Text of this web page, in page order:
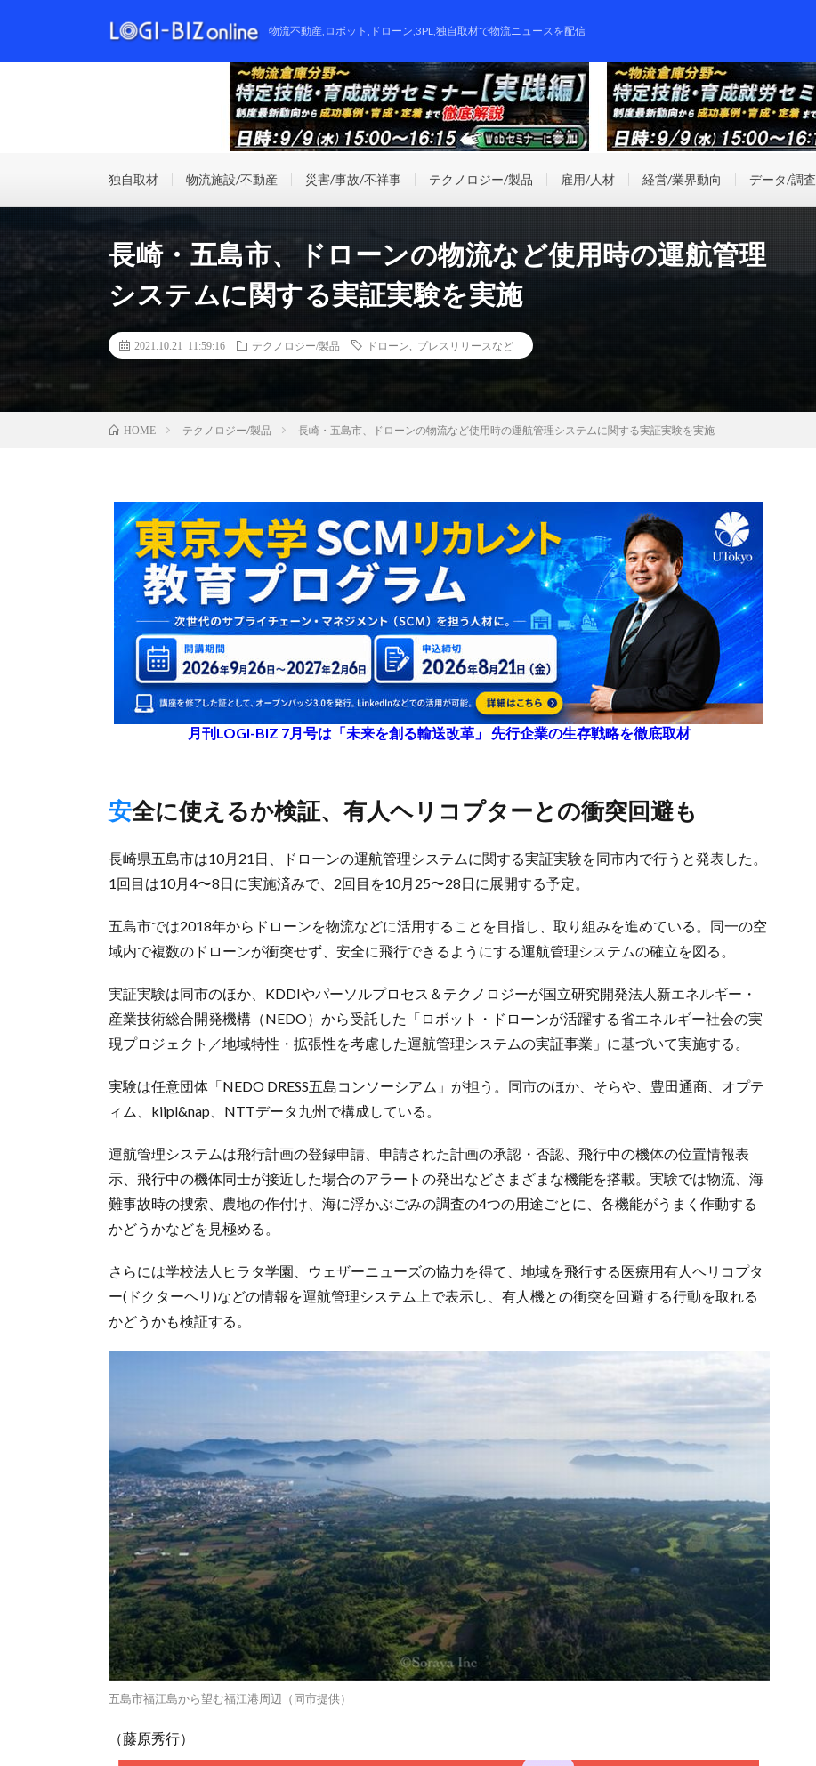
物流不動産,ロボット,ドローン,3PL,独自取材で物流ニュースを配信
独自取材 物流施設/不動産 災害/事故/不祥事 テクノロジー/製品 雇用/人材 経営/業界動向 データ/調査
長崎・五島市、ドローンの物流など使用時の運航管理
システムに関する実証実験を実施
2021.10.21 11:59:16 テクノロジー/製品 ドローン プレスリリースなど
HOME テクノロジー/製品 長崎・五島市、ドローンの物流など使用時の運航管理システムに関する実証実験を実施
月刊LOGI-BIZ 7月号は「未来を創る輸送改革」 先行企業の生存戦略を徹底取材
安全に使えるか検証、有人ヘリコプターとの衝突回避も
長崎県五島市は10月21日、ドローンの運航管理システムに関する実証実験を同市内で行うと発表した。
1回目は10月4〜8日に実施済みで、2回目を10月25〜28日に展開する予定。
五島市では2018年からドローンを物流などに活用することを目指し、取り組みを進めている。同一の空
域内で複数のドローンが衝突せず、安全に飛行できるようにする運航管理システムの確立を図る。
実証実験は同市のほか、KDDIやパーソルプロセス＆テクノロジーが国立研究開発法人新エネルギー・
産業技術総合開発機構（NEDO）から受託した「ロボット・ドローンが活躍する省エネルギー社会の実
現プロジェクト／地域特性・拡張性を考慮した運航管理システムの実証事業」に基づいて実施する。
実験は任意団体「NEDO DRESS五島コンソーシアム」が担う。同市のほか、そらや、豊田通商、オプテ
ィム、kiipl&nap、NTTデータ九州で構成している。
運航管理システムは飛行計画の登録申請、申請された計画の承認・否認、飛行中の機体の位置情報表
示、飛行中の機体同士が接近した場合のアラートの発出などさまざまな機能を搭載。実験では物流、海
難事故時の捜索、農地の作付け、海に浮かぶごみの調査の4つの用途ごとに、各機能がうまく作動する
かどうかなどを見極める。
さらには学校法人ヒラタ学園、ウェザーニューズの協力を得て、地域を飛行する医療用有人ヘリコプタ
ー(ドクターヘリ)などの情報を運航管理システム上で表示し、有人機との衝突を回避する行動を取れる
かどうかも検証する。
五島市福江島から望む福江港周辺（同市提供）
（藤原秀行）